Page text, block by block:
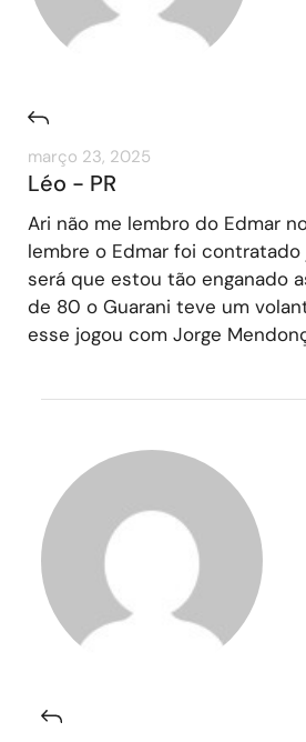
março 23, 2025
Léo - PR
Ari não me lembro do Edmar
lembre o Edmar foi contratado
será que estou tão enganado
de 80 o Guarani teve um
esse jogou com Jorge